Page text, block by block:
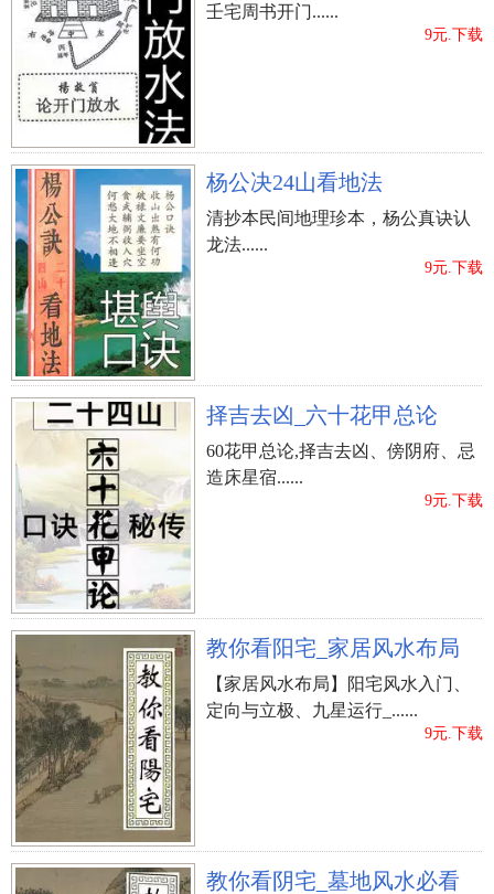
壬宅周书开门......
9元.下载
杨公决24山看地法
清抄本民间地理珍本，杨公真诀认
龙法......
9元.下载
择吉去凶_六十花甲总论
60花甲总论,择吉去凶、傍阴府、忌
造床星宿......
9元.下载
教你看阳宅_家居风水布局
【家居风水布局】阳宅风水入门、
定向与立极、九星运行_......
9元.下载
教你看阴宅_墓地风水必看